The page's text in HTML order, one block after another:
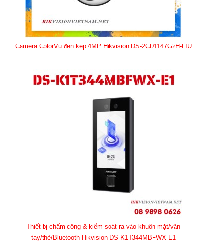
Camera ColorVu đèn kép 4MP Hikvision DS-2CD1147G2H-LIU
Thiết bị chấm công & kiểm soát ra vào khuôn mặt/vân
tay/thẻ/Bluetooth Hikvision DS-K1T344MBFWX-E1